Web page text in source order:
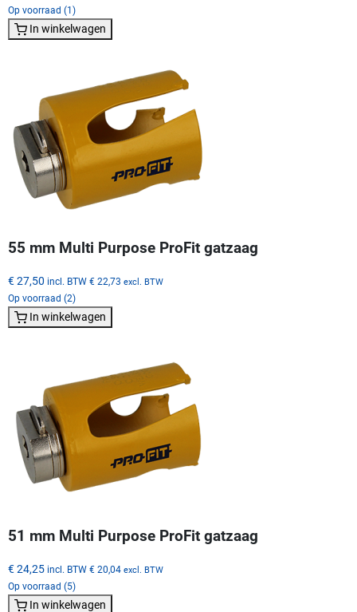
Op voorraad (1)
In winkelwagen
55 mm Multi Purpose ProFit gatzaag
€ 27,50 incl. BTW € 22,73 excl. BTW
Op voorraad (2)
In winkelwagen
51 mm Multi Purpose ProFit gatzaag
€ 24,25 incl. BTW € 20,04 excl. BTW
Op voorraad (5)
In winkelwagen